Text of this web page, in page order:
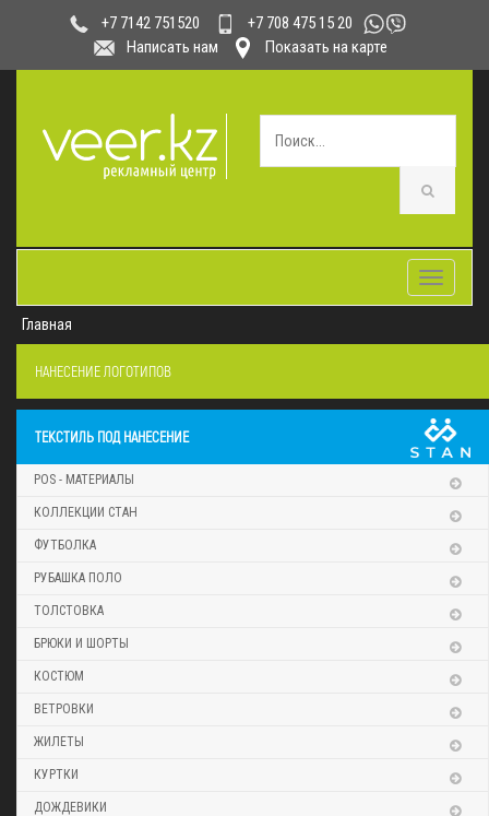
+7 7142 751520
+7 708 475 15 20
Написать нам
Показать на карте
Toggle
Главная
НАНЕСЕНИЕ ЛОГОТИПОВ
ТЕКСТИЛЬ ПОД НАНЕСЕНИЕ
POS - МАТЕРИАЛЫ
КОЛЛЕКЦИИ СТАН
ФУТБОЛКА
РУБАШКА ПОЛО
ТОЛСТОВКА
БРЮКИ И ШОРТЫ
КОСТЮМ
ВЕТРОВКИ
ЖИЛЕТЫ
КУРТКИ
ДОЖДЕВИКИ